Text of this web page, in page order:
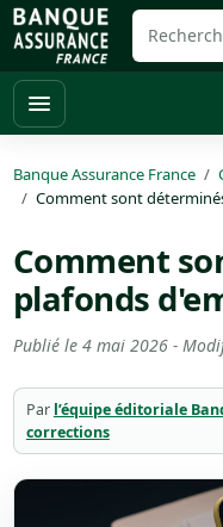
Banque Assurance France
Comment sont
Comment
plafonds
Publié le 4 mai 2026-
Par l’équipe éditoriale
corrections